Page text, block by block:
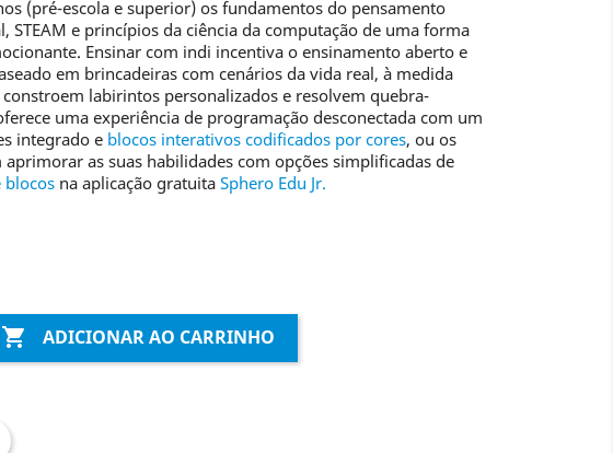
(pré-escola e superior) os fundamentos do pensamento
STEAM e princípios da ciência da computação de uma forma
Ensinar com indi incentiva o ensinamento aberto e
em brincadeiras com cenários da vida real, à medida
labirintos personalizados e resolvem quebra-
uma experiência de programação desconectada com um
integrado e blocos interativos codificados por cores, ou os
as suas habilidades com opções simplificadas de
blocos na aplicação gratuita Sphero Edu Jr.
 ADICIONAR AO CARRINHO